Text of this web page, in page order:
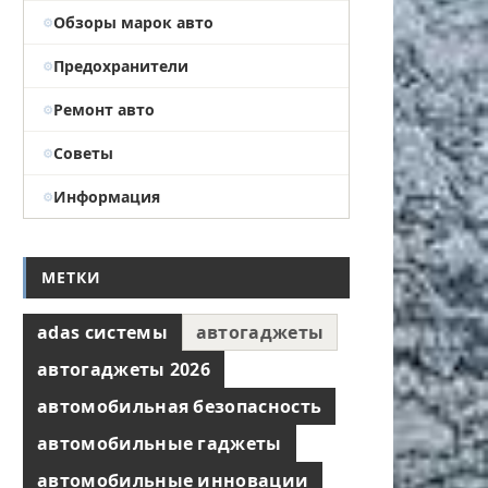
Обзоры марок авто
Предохранители
Ремонт авто
Советы
Информация
МЕТКИ
adas системы
автогаджеты
автогаджеты 2026
автомобильная безопасность
автомобильные гаджеты
автомобильные инновации